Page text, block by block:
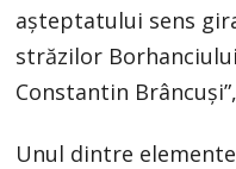
așteptatului sens
străzilor
Constantin
Unul dintre